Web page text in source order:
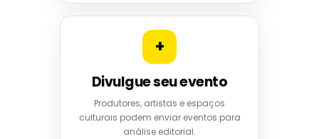
+
Divulgue seu evento
Produtores, artistas e espaços
culturais podem enviar eventos para
análise editorial.